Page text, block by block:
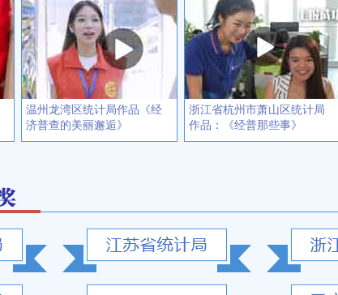
温州龙湾区统计局作品《经
济普查的美丽邂逅》
浙江省杭州市萧山区统计局
作品：《经普那些事》